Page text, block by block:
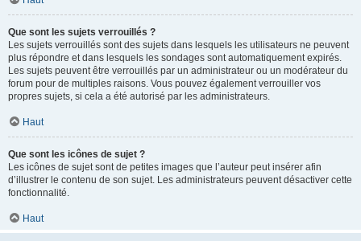
Que sont les sujets verrouillés ?
Les sujets verrouillés sont des sujets dans lesquels les utilisateurs ne peuvent
plus répondre et dans lesquels les sondages sont automatiquement expirés.
Les sujets peuvent être verrouillés par un administrateur ou un modérateur du
forum pour de multiples raisons. Vous pouvez également verrouiller vos
propres sujets, si cela a été autorisé par les administrateurs.
Haut
Que sont les icônes de sujet ?
Les icônes de sujet sont de petites images que l’auteur peut insérer afin
d’illustrer le contenu de son sujet. Les administrateurs peuvent désactiver cette
fonctionnalité.
Haut